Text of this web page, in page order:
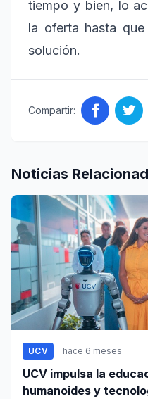
tiempo y bien, lo
la oferta hasta
solución.
Compartir:
Noticias
UCV hace 6 meses
UCV impulsa la
humanoides y